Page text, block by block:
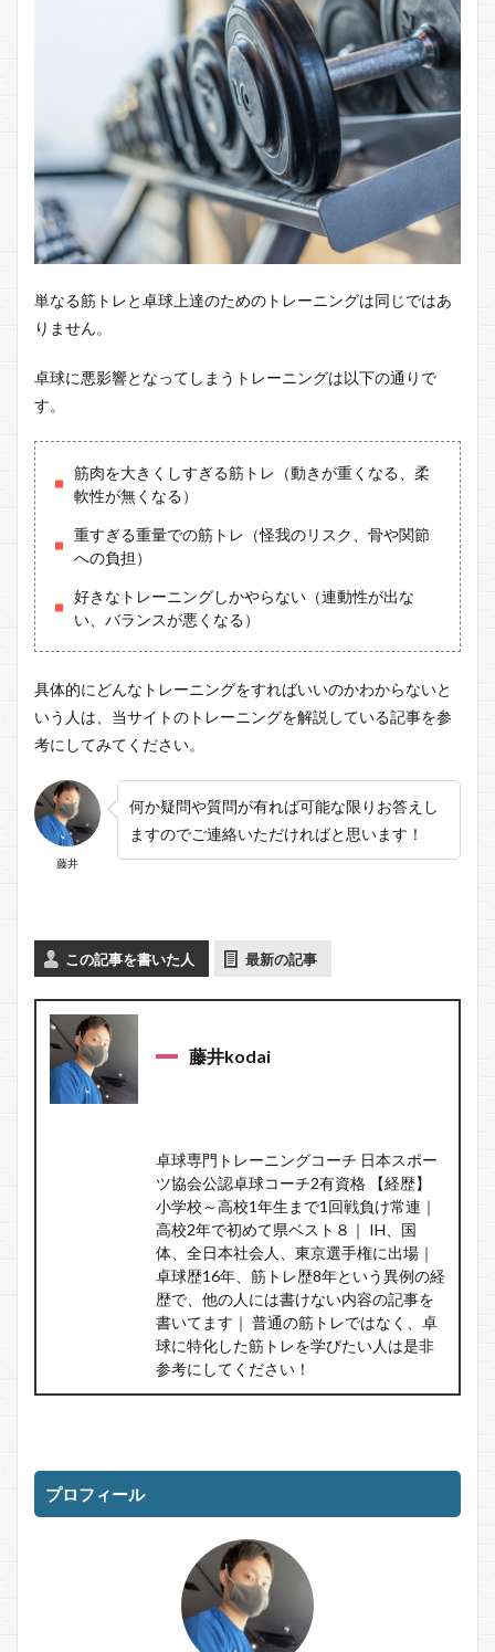
単なる筋トレと卓球上達のためのトレーニングは同じではあ
りません。
卓球に悪影響となってしまうトレーニングは以下の通りで
す。
筋肉を大きくしすぎる筋トレ（動きが重くなる、柔
軟性が無くなる）
重すぎる重量での筋トレ（怪我のリスク、骨や関節
への負担）
好きなトレーニングしかやらない（連動性が出な
い、バランスが悪くなる）
具体的にどんなトレーニングをすればいいのかわからないと
いう人は、当サイトのトレーニングを解説している記事を参
考にしてみてください。
藤井
何か疑問や質問が有れば可能な限りお答えし
ますのでご連絡いただければと思います！
この記事を書いた人 最新の記事
藤井kodai
卓球専門トレーニングコーチ 日本スポー
ツ協会公認卓球コーチ2有資格 【経歴】
小学校～高校1年生まで1回戦負け常連｜
高校2年で初めて県ベスト８｜ IH、国
体、全日本社会人、東京選手権に出場｜
卓球歴16年、筋トレ歴8年という異例の経
歴で、他の人には書けない内容の記事を
書いてます｜ 普通の筋トレではなく、卓
球に特化した筋トレを学びたい人は是非
参考にしてください！
プロフィール